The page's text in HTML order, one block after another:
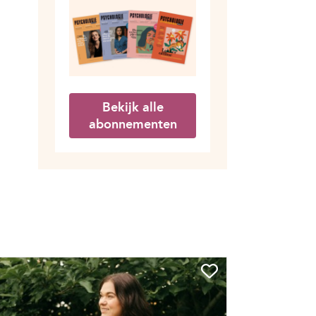
Bekijk alle
abonnementen